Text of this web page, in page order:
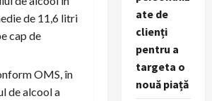
de 11,6 litri
cap de
OMS, în
de alcool a
ate de
clienți
pentru a
targeta o
nouă piață